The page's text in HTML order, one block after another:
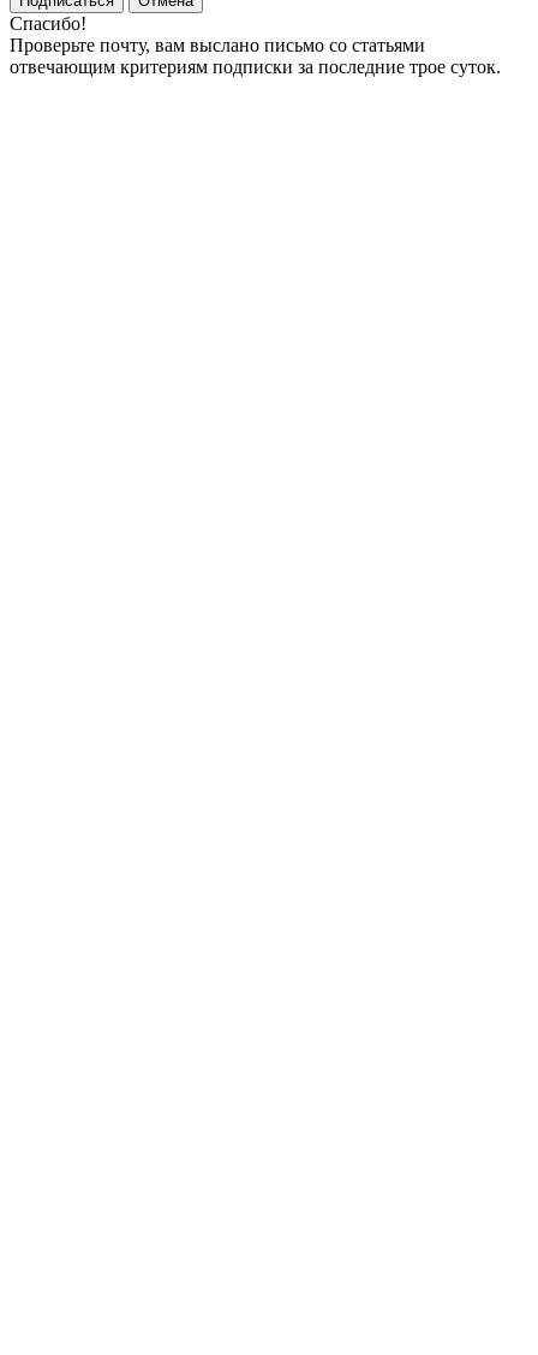
Спасибо!
Проверьте почту, вам выслано письмо со статьями
отвечающим критериям подписки за последние трое суток.